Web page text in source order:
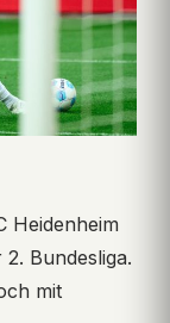
Heidenheim
Bundesliga.
mit